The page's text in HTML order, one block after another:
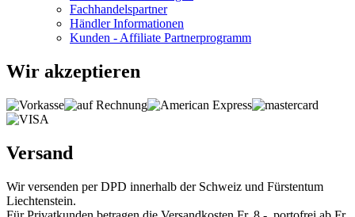
Fachhandelspartner
Händler Informationen
Kunden - Affiliate Partnerprogramm
Wir akzeptieren
Versand
Wir versenden per DPD innerhalb der Schweiz und Fürstentum
Liechtenstein.